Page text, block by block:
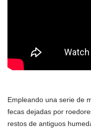
Empleando una serie de
fecas dejadas por
restos de antiguos